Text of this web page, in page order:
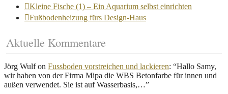
Kleine Fische (1) – Ein Aquarium selbst einrichten
Fußbodenheizung fürs Design-Haus
Aktuelle Kommentare
Jörg Wulfon Fussboden vorstreichen und lackieren: “Hallo Samy,
wir haben von der Firma Mipa die WBS Betonfarbe für innen und
außen verwendet. Sie ist auf Wasserbasis,…”